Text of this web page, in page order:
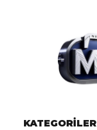
KATEGORİLER